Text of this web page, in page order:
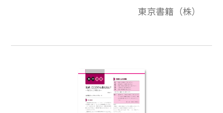
東京書籍（株）